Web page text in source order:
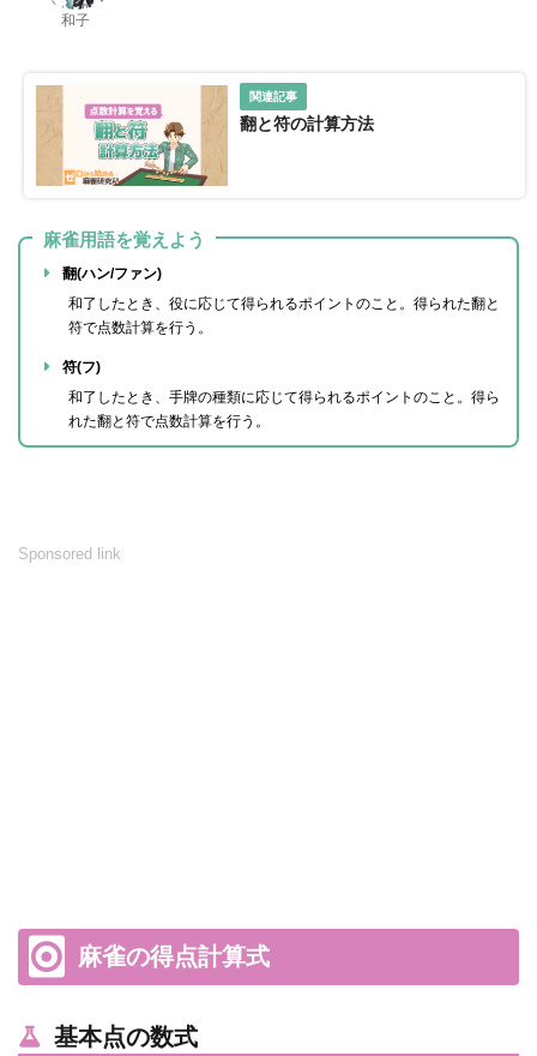
和子
翻と符の計算方法
麻雀用語を覚えよう
翻(ハン/ファン)
和了したとき、役に応じて得られるポイントのこと。得られた翻と
符で点数計算を行う。
符(フ)
和了したとき、手牌の種類に応じて得られるポイントのこと。得ら
れた翻と符で点数計算を行う。
Sponsored link
麻雀の得点計算式
基本点の数式